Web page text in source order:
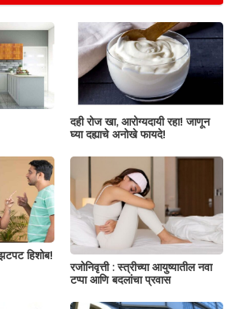
दही रोज खा, आरोग्यदायी रहा! जाणून
घ्या दह्याचे अनोखे फायदे!
हिशोब!
रजोनिवृत्ती : स्त्रीच्या आयुष्यातील नवा
टप्पा आणि बदलांचा प्रवास